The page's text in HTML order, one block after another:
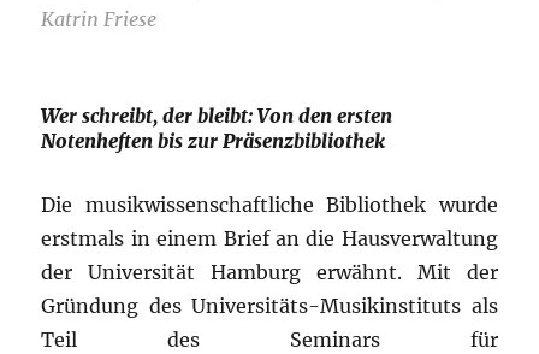
Katrin Friese
Wer schreibt, der bleibt: Von den ersten
Notenheften bis zur Präsenzbibliothek
Die musikwissenschaftliche Bibliothek wurde
erstmals in einem Brief an die Hausverwaltung
der Universität Hamburg erwähnt. Mit der
Gründung des Universitäts-Musikinstituts als
Teil des Seminars für